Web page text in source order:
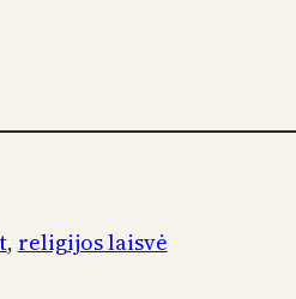
, religijos laisvė